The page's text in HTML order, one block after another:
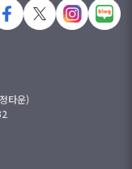
타운)